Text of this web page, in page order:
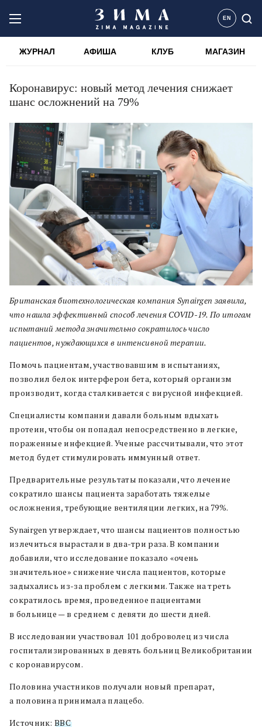
EN
ЖУРНАЛ АФИША КЛУБ МАГАЗИН
Коронавирус: новый метод лечения снижает
шанс осложнений на 79%
Британская биотехнологическая компания Synairgen заявила,
что нашла эффективный способ лечения COVID-19. По итогам
испытаний метода значительно сократилось число
пациентов, нуждающихся в интенсивной терапии.
Помочь пациентам, участвовавшим в испытаниях,
позволил белок интерферон бета, который организм
производит, когда сталкивается с вирусной инфекцией.
Специалисты компании давали больным вдыхать
протеин, чтобы он попадал непосредственно в легкие,
пораженные инфекцией. Ученые рассчитывали, что этот
метод будет стимулировать иммунный ответ.
Предварительные результаты показали, что лечение
сократило шансы пациента заработать тяжелые
осложнения, требующие вентиляции легких, на 79%.
Synairgen утверждает, что шансы пациентов полностью
излечиться вырастали в два-три раза. В компании
добавили, что исследование показало «очень
значительное» снижение числа пациентов, которые
задыхались из-за проблем с легкими. Также на треть
сократилось время, проведенное пациентами
в больнице — в среднем с девяти до шести дней.
В исследовании участвовал 101 доброволец из числа
госпитализированных в девять больниц Великобритании
с коронавирусом.
Половина участников получали новый препарат,
а половина принимала плацебо.
Источник: BBC